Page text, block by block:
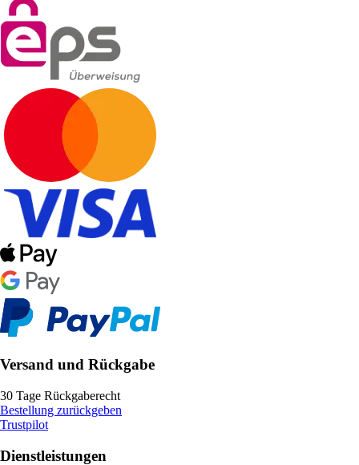
Versand und Rückgabe
30 Tage Rückgaberecht
Bestellung zurückgeben
Trustpilot
Dienstleistungen